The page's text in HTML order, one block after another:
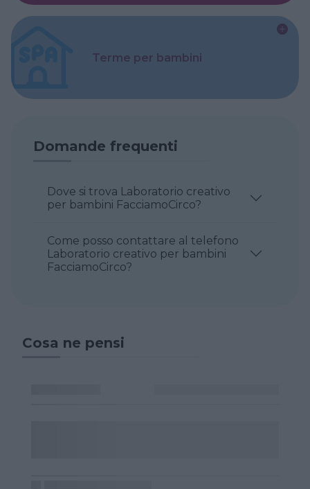
Terme per bambini
Domande frequenti
Dove si trova Laboratorio creativo
per bambini FacciamoCirco?
Come posso contattare al telefono
Laboratorio creativo per bambini
FacciamoCirco?
Cosa ne pensi